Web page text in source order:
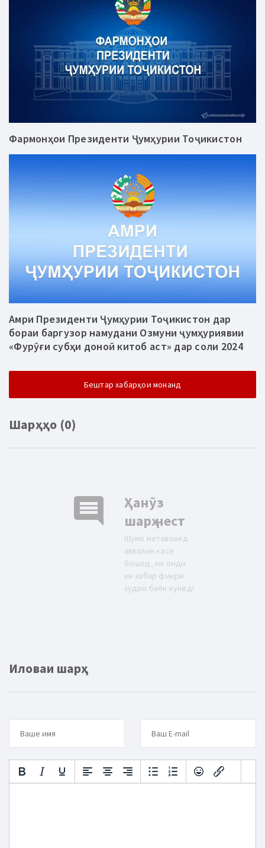
Фармонҳои Президенти Ҷумҳурии Тоҷикистон
Амри Президенти Ҷумҳурии Тоҷикистон дар
бораи баргузор намудани Озмуни ҷумҳуриявии
«Фурӯғи субҳи доноӣ китоб аст» дар соли 2024
Бештар хабарҳои монанд
Шарҳҳо (0)
comment
Ҳанӯз
шарҳ нест
Шумо метавонед
аввалин касе
бошед, ки оиди
ин хабар фикри
худро баён кунед!
Иловаи шарҳ